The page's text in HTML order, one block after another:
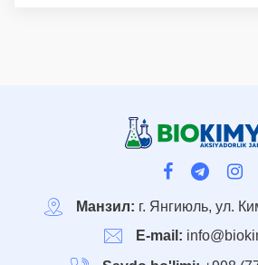
Манзил: г. Янгиюль, ул.
E-mail: